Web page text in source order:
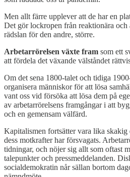
Men allt färre upplever att de har en
Det gör lockropen från reaktionära och
rädslan för den andre, större.
Arbetarrörelsen växte fram som ett
att fördela det växande välståndet
Om det sena 1800-talet och tidiga
organisera människor för att lösa
vant oss vid försöka att lösa dem på
av arbetarrörelsens framgångar i att
och en gemensam välfärd.
Kapitalismen fortsätter vara lika
dess motkrafter har försvagats.
tidningar, och nöjer sig allt som oftast
talepunkter och pressmeddelanden.
socialdemokratin når sällan bortom